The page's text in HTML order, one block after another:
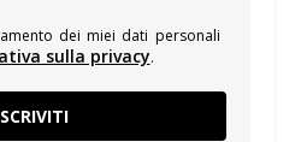
dei miei dati personali
sulla privacy.